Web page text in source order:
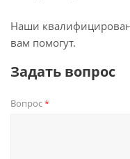
Наши
вам помогут.
Задать вопрос
Вопрос*